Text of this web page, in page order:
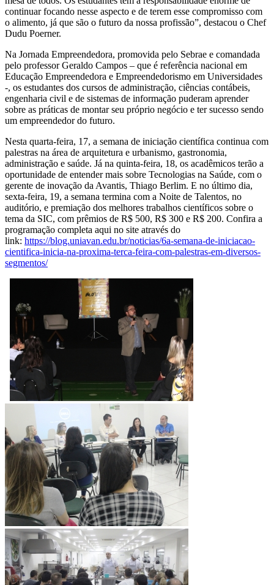
continuar focando nesse aspecto e de terem esse compromisso com
o alimento, já que são o futuro da nossa profissão”, destacou o Chef
Dudu Poerner.
Na Jornada Empreendedora, promovida pelo Sebrae e comandada
pelo professor Geraldo Campos – que é referência nacional em
Educação Empreendedora e Empreendedorismo em Universidades
-, os estudantes dos cursos de administração, ciências contábeis,
engenharia civil e de sistemas de informação puderam aprender
sobre as práticas de montar seu próprio negócio e ter sucesso sendo
um empreendedor do futuro.
Nesta quarta-feira, 17, a semana de iniciação científica continua com
palestras na área de arquitetura e urbanismo, gastronomia,
administração e saúde. Já na quinta-feira, 18, os acadêmicos terão a
oportunidade de entender mais sobre Tecnologias na Saúde, com o
gerente de inovação da Avantis, Thiago Berlim. E no último dia,
sexta-feira, 19, a semana termina com a Noite de Talentos, no
auditório, e premiação dos melhores trabalhos científicos sobre o
tema da SIC, com prêmios de R$ 500, R$ 300 e R$ 200. Confira a
programação completa aqui no site através do
link: https://blog.uniavan.edu.br/noticias/6a-semana-de-iniciacao-
cientifica-inicia-na-proxima-terca-feira-com-palestras-em-diversos-
segmentos/